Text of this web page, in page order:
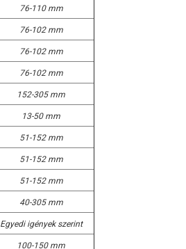
76-110 mm
76-102 mm
76-102 mm
76-102 mm
152-305 mm
13-50 mm
51-152 mm
51-152 mm
51-152 mm
40-305 mm
Egyedi igények szerint
100-150 mm